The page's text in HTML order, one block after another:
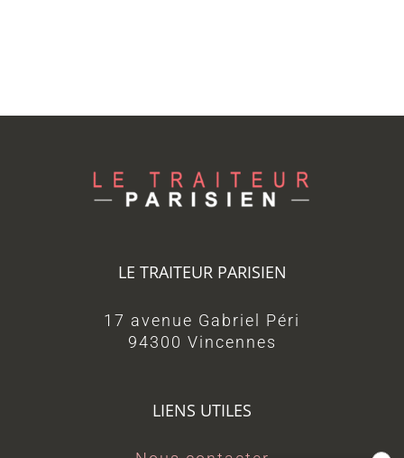
LE TRAITEUR PARISIEN
17 avenue Gabriel Péri
94300 Vincennes
LIENS UTILES